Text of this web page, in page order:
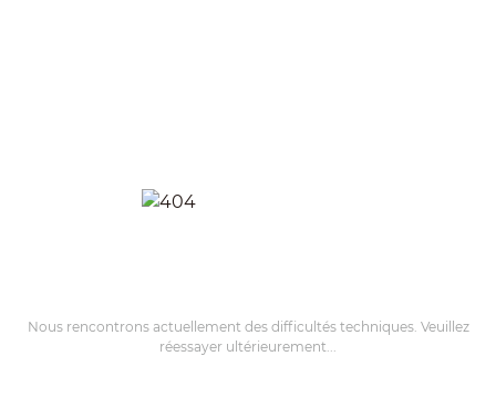
Nous rencontrons actuellement des difficultés techniques. Veuillez
réessayer ultérieurement...